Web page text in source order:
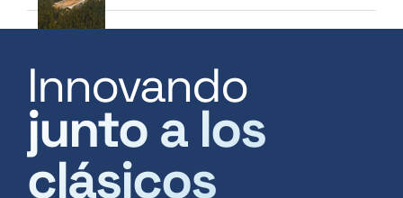
Innovando
junto a los
clásicos